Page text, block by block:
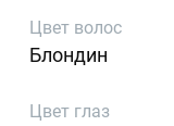
Цвет волос
Блондин
Цвет глаз